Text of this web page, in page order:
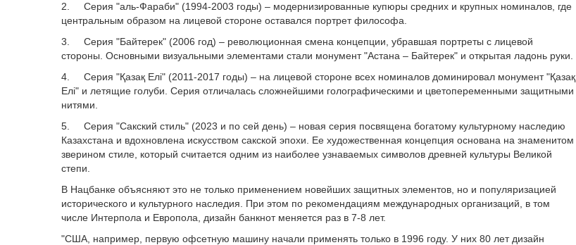
2. Серия "аль-Фараби" (1994-2003 годы) – модернизированные купюры средних и крупных номиналов, где
центральным образом на лицевой стороне оставался портрет философа.
3. Серия "Байтерек" (2006 год) – революционная смена концепции, убравшая портреты с лицевой
стороны. Основными визуальными элементами стали монумент "Астана – Байтерек" и открытая ладонь руки.
4. Серия "Қазақ Елі" (2011-2017 годы) – на лицевой стороне всех номиналов доминировал монумент "Қазақ
Елі" и летящие голуби. Серия отличалась сложнейшими голографическими и цветопеременными защитными
нитями.
5. Серия "Сакский стиль" (2023 и по сей день) – новая серия посвящена богатому культурному наследию
Казахстана и вдохновлена искусством сакской эпохи. Ее художественная концепция основана на знаменитом
зверином стиле, который считается одним из наиболее узнаваемых символов древней культуры Великой
степи.
В Нацбанке объясняют это не только применением новейших защитных элементов, но и популяризацией
исторического и культурного наследия. При этом по рекомендациям международных организаций, в том
числе Интерпола и Европола, дизайн банкнот меняется раз в 7-8 лет.
"США, например, первую офсетную машину начали применять только в 1996 году. У них 80 лет дизайн